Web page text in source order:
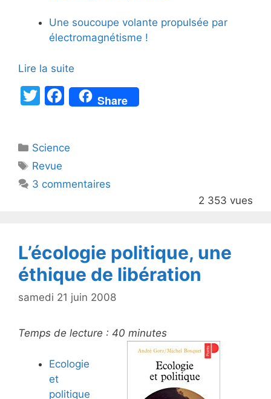
Une soucoupe volante propulsée par
électromagnétisme !
Lire la suite
T
er
F
a
e
o
Share
Catégories
Science
Étiquettes
Revue
3 commentaires
2 353 vues
L’écologie politique, une
éthique de libération
samedi 21 juin 2008
Temps de lecture : 40 minutes
Ecologie
et
politique